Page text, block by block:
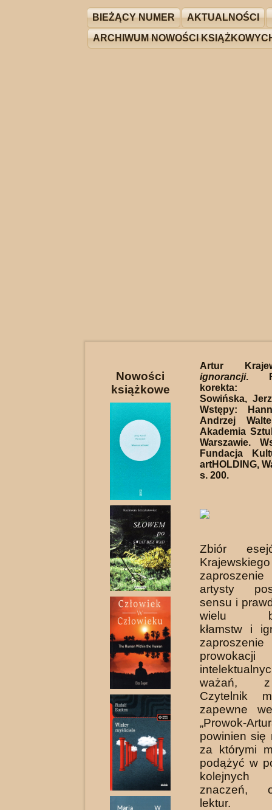
BIEŻĄCY NUMER AKTUALNOŚCI
ARCHIWUM NOWOŚCI
Nowości
książkowe
Artur
ignorancji.
korekta:
Sowińska,
Wstępy:
Andrzej
Akademia
Warszawie.
Fundacja
artHOLDING,
s. 200.
Zbiór
artysty
sensu i
wielu
kłamstw i
prowokacji
ważań,
Czytelnik
zapewne
„Prowok-
powinien się
za którymi
podążyć w
znaczeń,
lektur.